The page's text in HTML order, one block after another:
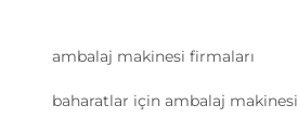
ambalaj makinesi firmaları
baharatlar için ambalaj makinesi